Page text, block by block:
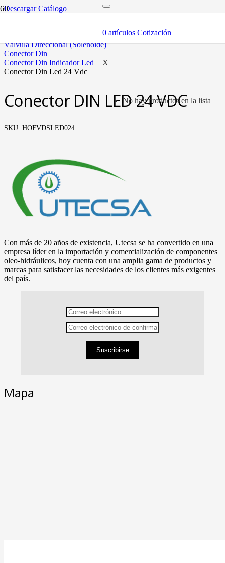
0 artículos Cotización
X
No hay productos en la lista
Descargar Catálogo
válvula direccional (solenoide)
conector din
conector din indicador led
conector din led 24 vdc
Conector DIN LED 24 VDC
SKU: HOFVDSLED024
Con más de 20 años de existencia, Utecsa se ha convertido en una
empresa líder en la importación y comercialización de componentes
oleo-hidráulicos, hoy cuenta con una amplia gama de productos y
marcas para satisfacer las necesidades de los clientes más exigentes
del país.
Suscribirse
Mapa